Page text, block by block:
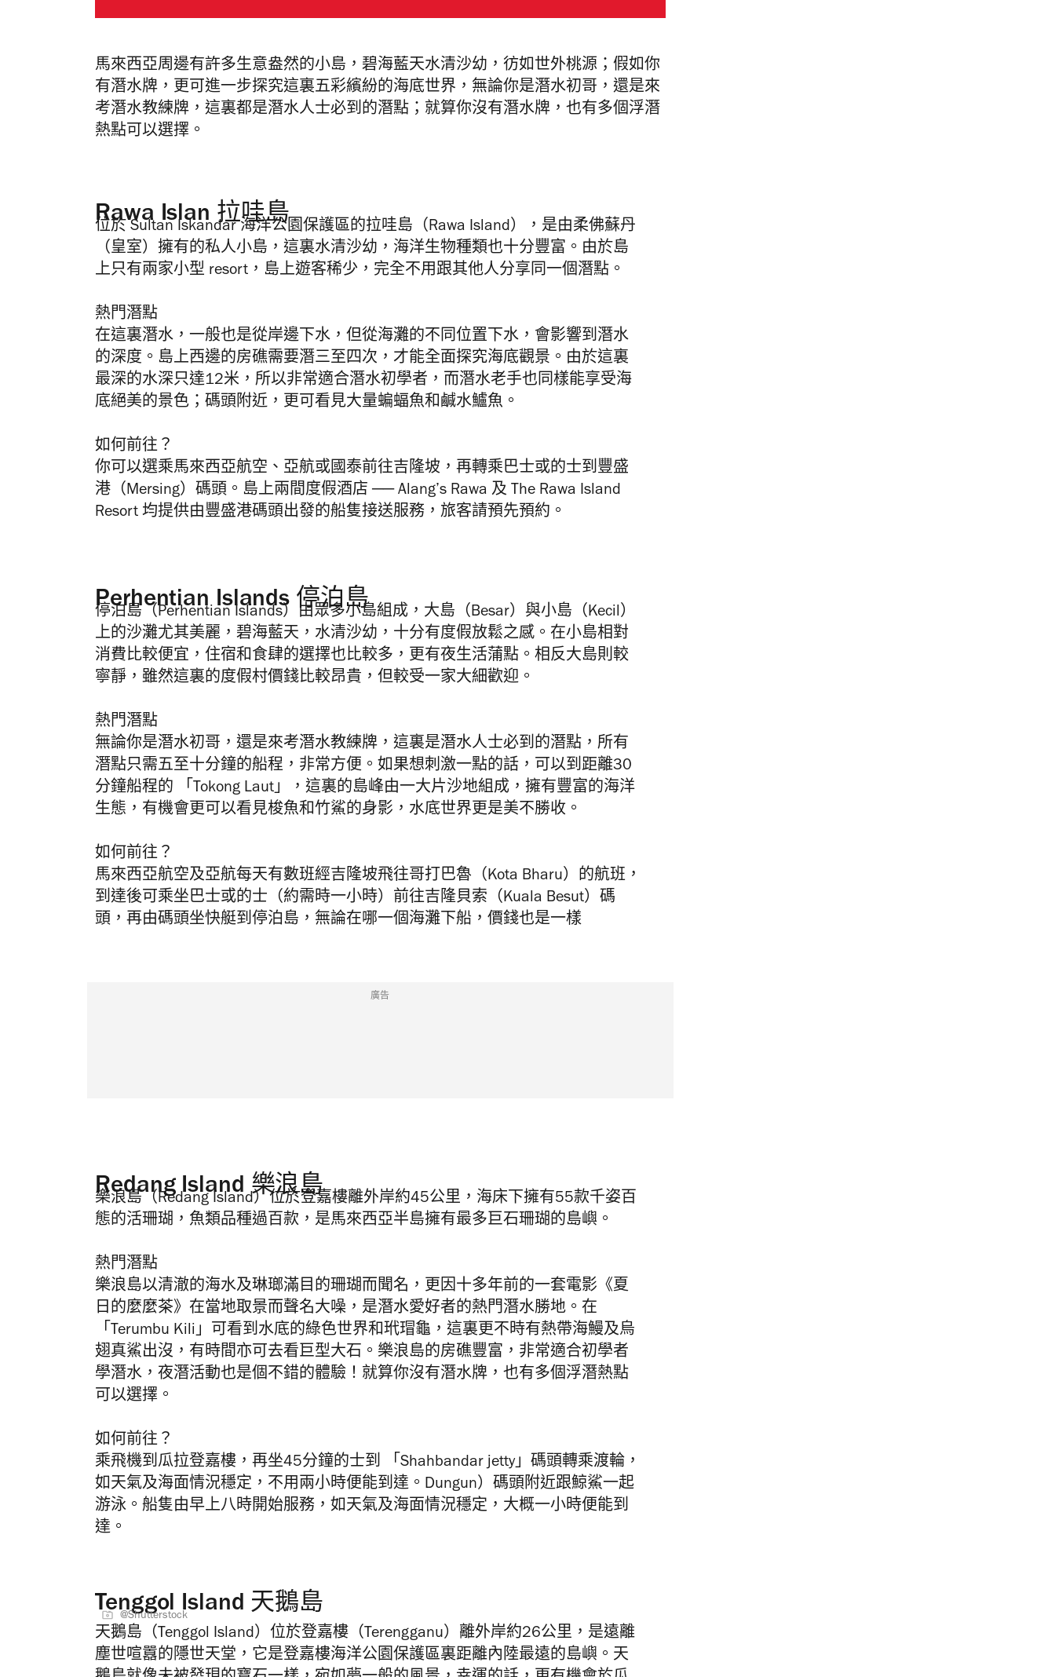
馬來西亞周邊有許多生意盎然的小島，碧海藍天水清沙幼，彷如世外桃源；假如你
有潛水牌，更可進一步探究這裏五彩繽紛的海底世界，無論你是潛水初哥，還是來
考潛水教練牌，這裏都是潛水人士必到的潛點；就算你沒有潛水牌，也有多個浮潛
熱點可以選擇。
Rawa Islan 拉哇島
位於 Sultan Iskandar 海洋公園保護區的拉哇島（Rawa Island），是由柔佛蘇丹
（皇室）擁有的私人小島，這裏水清沙幼，海洋生物種類也十分豐富。由於島
上只有兩家小型 resort，島上遊客稀少，完全不用跟其他人分享同一個潛點。
熱門潛點
在這裏潛水，一般也是從岸邊下水，但從海灘的不同位置下水，會影響到潛水
的深度。島上西邊的房礁需要潛三至四次，才能全面探究海底觀景。由於這裏
最深的水深只達12米，所以非常適合潛水初學者，而潛水老手也同樣能享受海
底絕美的景色；碼頭附近，更可看見大量蝙蝠魚和鹹水鱸魚。
如何前往？
你可以選乘馬來西亞航空、亞航或國泰前往吉隆坡，再轉乘巴士或的士到豐盛
港（Mersing）碼頭。島上兩間度假酒店 ── Alang’s Rawa 及 The Rawa Island
Resort 均提供由豐盛港碼頭出發的船隻接送服務，旅客請預先預約。
Perhentian Islands 停泊島
停泊島（Perhentian Islands）由眾多小島組成，大島（Besar）與小島（Kecil）
上的沙灘尤其美麗，碧海藍天，水清沙幼，十分有度假放鬆之感。在小島相對
消費比較便宜，住宿和食肆的選擇也比較多，更有夜生活蒲點。相反大島則較
寧靜，雖然這裏的度假村價錢比較昂貴，但較受一家大細歡迎。
熱門潛點
無論你是潛水初哥，還是來考潛水教練牌，這裏是潛水人士必到的潛點，所有
潛點只需五至十分鐘的船程，非常方便。如果想刺激一點的話，可以到距離30
分鐘船程的 「Tokong Laut」，這裏的島峰由一大片沙地組成，擁有豐富的海洋
生態，有機會更可以看見梭魚和竹鯊的身影，水底世界更是美不勝收。
如何前往？
馬來西亞航空及亞航每天有數班經吉隆坡飛往哥打巴魯（Kota Bharu）的航班，
到達後可乘坐巴士或的士（約需時一小時）前往吉隆貝索（Kuala Besut）碼
頭，再由碼頭坐快艇到停泊島，無論在哪一個海灘下船，價錢也是一樣
廣告
Redang Island 樂浪島
樂浪島（Redang Island）位於登嘉樓離外岸約45公里，海床下擁有55款千姿百
態的活珊瑚，魚類品種過百款，是馬來西亞半島擁有最多巨石珊瑚的島嶼。
熱門潛點
樂浪島以清澈的海水及琳瑯滿目的珊瑚而聞名，更因十多年前的一套電影《夏
日的麼麼茶》在當地取景而聲名大噪，是潛水愛好者的熱門潛水勝地。在
「Terumbu Kili」可看到水底的綠色世界和玳瑁龜，這裏更不時有熱帶海鰻及烏
翅真鯊出沒，有時間亦可去看巨型大石。樂浪島的房礁豐富，非常適合初學者
學潛水，夜潛活動也是個不錯的體驗！就算你沒有潛水牌，也有多個浮潛熱點
可以選擇。
如何前往？
乘飛機到瓜拉登嘉樓，再坐45分鐘的士到 「Shahbandar jetty」碼頭轉乘渡輪，
如天氣及海面情況穩定，不用兩小時便能到達。Dungun）碼頭附近跟鯨鯊一起
游泳。船隻由早上八時開始服務，如天氣及海面情況穩定，大概一小時便能到
達。
Tenggol Island 天鵝島
@Shutterstock
天鵝島（Tenggol Island）位於登嘉樓（Terengganu）離外岸約26公里，是遠離
塵世喧囂的隱世天堂，它是登嘉樓海洋公園保護區裏距離內陸最遠的島嶼。天